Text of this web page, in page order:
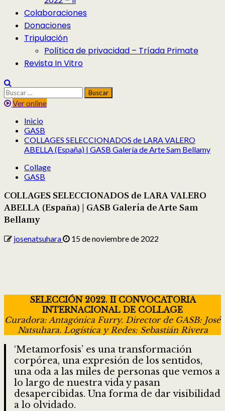
Colaboraciones
Donaciones
Tripulación
Política de privacidad – Tríada Primate
Revista In Vitro
Buscar:
Ver online
Inicio
GASB
COLLAGES SELECCIONADOS de LARA VALERO
ABELLA (España) | GASB Galería de Arte Sam Bellamy
Collage
GASB
COLLAGES SELECCIONADOS de LARA VALERO
ABELLA (España) | GASB Galería de Arte Sam
Bellamy
josenatsuhara 15 de noviembre de 2022
SELECCIÓN 2022. II CONVOCATORIA
INTERNACIONAL DE COLLAGE
Curadora: Antagónica Furry. Director de GASB: José
Natsuhara. Logística y Redes: Sebastián Rivera
‘Metamorfosis’ es una transformación
corpórea, una expresión de los sentidos,
una oda a las miles de personas que vemos a
lo largo de nuestra vida y pasan
desapercibidas. Una forma de dar visibilidad
a lo olvidado.